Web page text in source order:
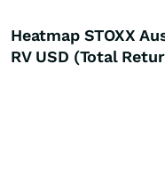
Heatmap STOXX
RV USD (Total